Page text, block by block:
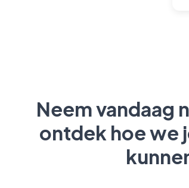
Neem vandaag
ontdek hoe we